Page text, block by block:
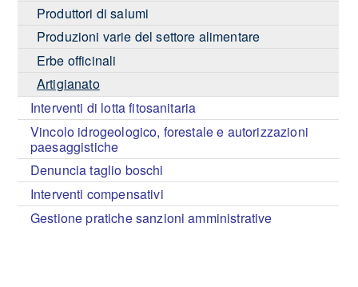
Produttori di salumi
Produzioni varie del settore alimentare
Erbe officinali
Artigianato
Interventi di lotta fitosanitaria
Vincolo idrogeologico, forestale e autorizzazioni
paesaggistiche
Denuncia taglio boschi
Interventi compensativi
Gestione pratiche sanzioni amministrative